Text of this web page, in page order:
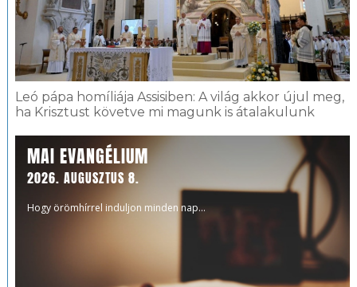
Leó pápa homíliája Assisiben: A világ akkor újul meg,
ha Krisztust követve mi magunk is átalakulunk
MAI EVANGÉLIUM
2026. AUGUSZTUS 8.
Hogy örömhírrel induljon minden nap...